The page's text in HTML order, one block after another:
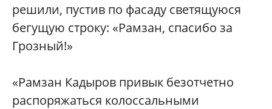
решили, пустив по фасаду светящуюся
бегущую строку: «Рамзан, спасибо за
Грозный!»
«Рамзан Кадыров привык безотчетно
распоряжаться колоссальными